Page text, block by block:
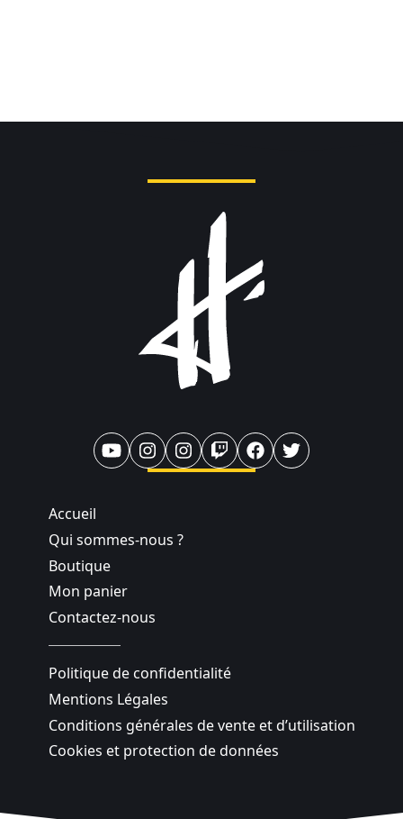
Accueil
Qui sommes-nous ?
Boutique
Mon panier
Contactez-nous
Politique de confidentialité
Mentions Légales
Conditions générales de vente et d’utilisation
Cookies et protection de données